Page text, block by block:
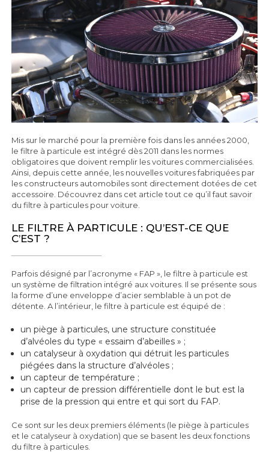
Mis sur le marché pour la première fois dans les années 2000,
le filtre à particule est intégré dès 2011 dans les normes
obligatoires que doivent remplir les voitures commercialisées.
Ainsi, depuis cette année, les nouvelles voitures fabriquées par
les constructeurs automobiles sont directement dotées de cet
accessoire. Découvrez dans cet article tout ce qu’il faut savoir
du filtre à particules pour voiture.
LE FILTRE À PARTICULE : QU’EST-CE QUE
C’EST ?
Parfois désigné par l’acronyme « FAP », le filtre à particule est
un système de filtration intégré aux voitures. Il se présente sous
la forme d’une enveloppe d’acier semblable à un pot de
détente. A l’intérieur, le filtre à particule est équipé de :
un piège à particules, une structure constituée
d’alvéoles du type « essaim d’abeilles » ;
un catalyseur à oxydation qui détruit les particules
piégées dans la structure d’alvéoles ;
un capteur de température ;
un capteur de pression différentielle dont le but est la
prise de la pression qui entre et qui sort du FAP.
Ce sont sur les deux premiers éléments (le piège à particules
et le catalyseur à oxydation) que se basent les deux fonctions
du filtre à particules.